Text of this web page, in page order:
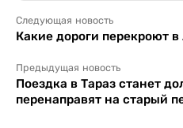
Следующая новость
Какие дороги перекроют в
Предыдущая новость
Поездка в Тараз станет
перенаправят на старый